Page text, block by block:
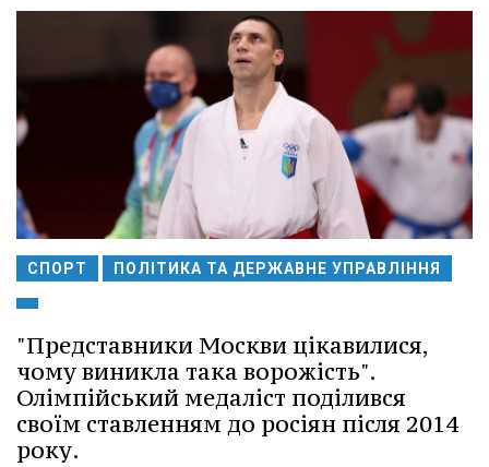
СПОРТ ПОЛІТИКА ТА ДЕРЖАВНЕ УПРАВЛІННЯ
"Представники Москви цікавилися,
чому виникла така ворожість".
Олімпійський медаліст поділився
своїм ставленням до росіян після 2014
року.